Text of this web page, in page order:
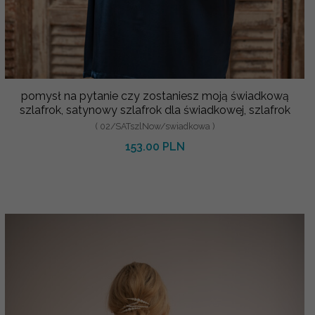
pomysł na pytanie czy zostaniesz moją świadkową
szlafrok, satynowy szlafrok dla świadkowej, szlafrok
( 02/SATszlNow/swiadkowa )
153.00 PLN